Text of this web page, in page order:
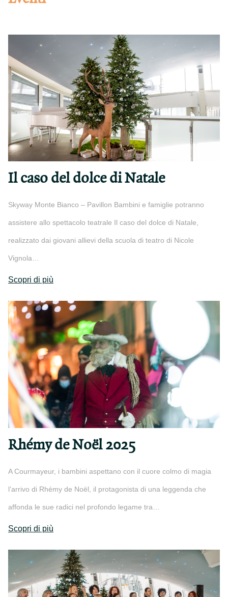
Il caso del dolce di Natale
Skyway Monte Bianco – Pavillon Bambini e famiglie potranno
assistere allo spettacolo teatrale Il caso del dolce di Natale,
realizzato dai giovani allievi della scuola di teatro di Nicole
Vignola…
Scopri di più
Rhémy de Noël 2025
A Courmayeur, i bambini aspettano con il cuore colmo di magia
l’arrivo di Rhémy de Noël, il protagonista di una leggenda che
affonda le sue radici nel profondo legame tra…
Scopri di più